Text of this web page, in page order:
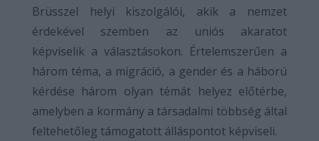
Brüsszel helyi kiszolgálói, akik a nemzet
érdekével szemben az uniós akaratot
képviselik a választásokon. Értelemszerűen a
három téma, a migráció, a gender és a háború
kérdése három olyan témát helyez előtérbe,
amelyben a kormány a társadalmi többség által
feltehetőleg támogatott álláspontot képviseli.